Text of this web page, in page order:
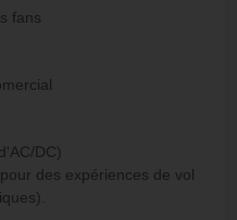
fans
DC)
des expériences de vol